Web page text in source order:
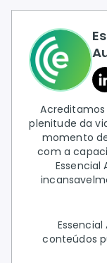
plenitude da
momento
com a
Essencial
conteúdos